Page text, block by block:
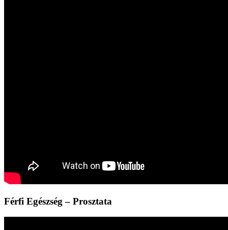
Férfi Egészség – Prosztata